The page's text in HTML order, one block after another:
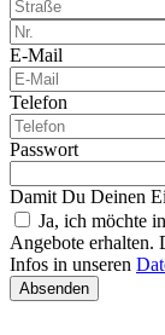
E-Mail
Telefon
Passwort
Damit Du Deinen
Ja, ich möchte
Angebote erhalten.
Infos in unseren
Absenden